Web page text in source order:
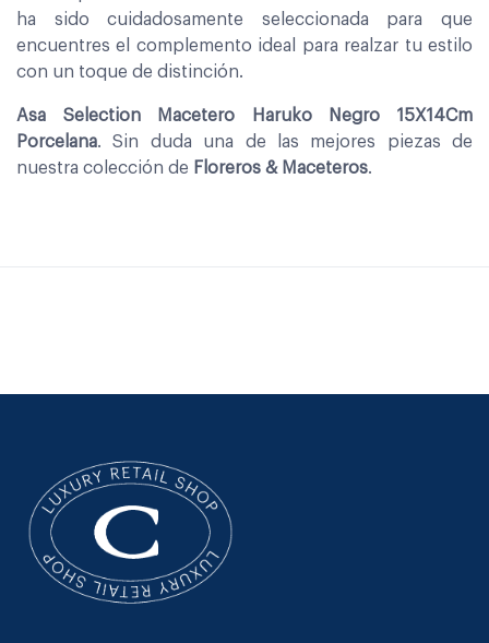
ha sido cuidadosamente seleccionada para que
encuentres el complemento ideal para realzar tu estilo
con un toque de distinción.
Asa Selection Macetero Haruko Negro 15X14Cm
Porcelana. Sin duda una de las mejores piezas de
nuestra colección de Floreros & Maceteros.